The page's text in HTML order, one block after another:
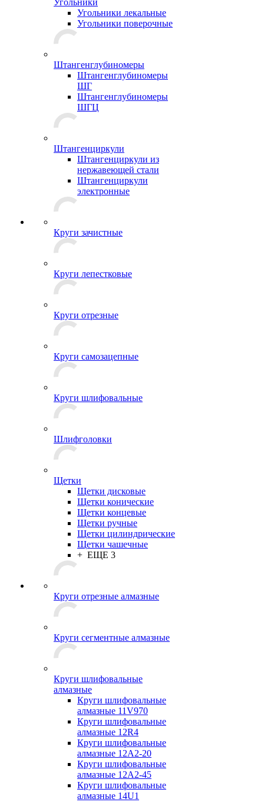
Угольники
Угольники лекальные
Угольники поверочные
Штангенглубиномеры
Штангенглубиномеры
ШГ
Штангенглубиномеры
ШГЦ
Штангенциркули
Штангенциркули из
нержавеющей стали
Штангенциркули
электронные
Круги зачистные
Круги лепестковые
Круги отрезные
Круги самозацепные
Круги шлифовальные
Шлифголовки
Щетки
Щетки дисковые
Щетки конические
Щетки концевые
Щетки ручные
Щетки цилиндрические
Щетки чашечные
+ ЕЩЕ 3
Круги отрезные алмазные
Круги сегментные алмазные
Круги шлифовальные
алмазные
Круги шлифовальные
алмазные 11V970
Круги шлифовальные
алмазные 12R4
Круги шлифовальные
алмазные 12А2-20
Круги шлифовальные
алмазные 12А2-45
Круги шлифовальные
алмазные 14U1